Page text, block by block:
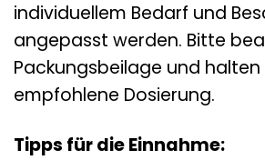
individuellem Bedarf und
angepasst werden. Bitte
Packungsbeilage und halten
empfohlene Dosierung.
Tipps für die Einnahme: